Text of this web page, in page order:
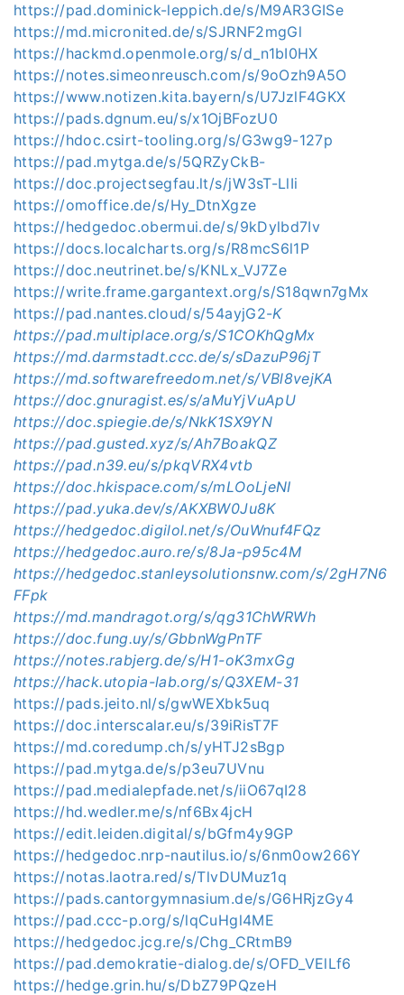
https://pad.dominick-leppich.de/s/M9AR3GISe
https://md.micronited.de/s/SJRNF2mgGl
https://hackmd.openmole.org/s/d_n1bI0HX
https://notes.simeonreusch.com/s/9oOzh9A5O
https://www.notizen.kita.bayern/s/U7JzlF4GKX
https://pads.dgnum.eu/s/x1OjBFozU0
https://hdoc.csirt-tooling.org/s/G3wg9-127p
https://pad.mytga.de/s/5QRZyCkB-
https://doc.projectsegfau.lt/s/jW3sT-LlIi
https://omoffice.de/s/Hy_DtnXgze
https://hedgedoc.obermui.de/s/9kDylbd7Iv
https://docs.localcharts.org/s/R8mcS6l1P
https://doc.neutrinet.be/s/KNLx_VJ7Ze
https://write.frame.gargantext.org/s/S18qwn7gMx
https://pad.nantes.cloud/s/54ayjG2-K
https://pad.multiplace.org/s/S1COKhQgMx
https://md.darmstadt.ccc.de/s/sDazuP96jT
https://md.softwarefreedom.net/s/VBl8vejKA
https://doc.gnuragist.es/s/aMuYjVuApU
https://doc.spiegie.de/s/NkK1SX9YN
https://pad.gusted.xyz/s/Ah7BoakQZ
https://pad.n39.eu/s/pkqVRX4vtb
https://doc.hkispace.com/s/mLOoLjeNI
https://pad.yuka.dev/s/AKXBW0Ju8K
https://hedgedoc.digilol.net/s/OuWnuf4FQz
https://hedgedoc.auro.re/s/8Ja-p95c4M
https://hedgedoc.stanleysolutionsnw.com/s/2gH7N6
FFpk
https://md.mandragot.org/s/qg31ChWRWh
https://doc.fung.uy/s/GbbnWgPnTF
https://notes.rabjerg.de/s/H1-oK3mxGg
https://hack.utopia-lab.org/s/Q3XEM-31
https://pads.jeito.nl/s/gwWEXbk5uq
https://doc.interscalar.eu/s/39iRisT7F
https://md.coredump.ch/s/yHTJ2sBgp
https://pad.mytga.de/s/p3eu7UVnu
https://pad.medialepfade.net/s/iiO67qI28
https://hd.wedler.me/s/nf6Bx4jcH
https://edit.leiden.digital/s/bGfm4y9GP
https://hedgedoc.nrp-nautilus.io/s/6nm0ow266Y
https://notas.laotra.red/s/TlvDUMuz1q
https://pads.cantorgymnasium.de/s/G6HRjzGy4
https://pad.ccc-p.org/s/lqCuHgl4ME
https://hedgedoc.jcg.re/s/Chg_CRtmB9
https://pad.demokratie-dialog.de/s/OFD_VElLf6
https://hedge.grin.hu/s/DbZ79PQzeH